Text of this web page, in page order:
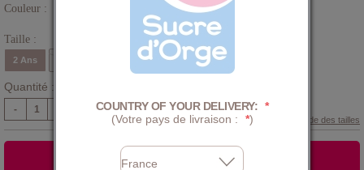
Couleur :
Taille :
2 Ans 5 Ans 6 Ans
Quantité :
-
Guide des tailles
AJOUTER AU PANIER
COUNTRY OF YOUR DELIVERY: *
(Votre pays de livraison :
*)